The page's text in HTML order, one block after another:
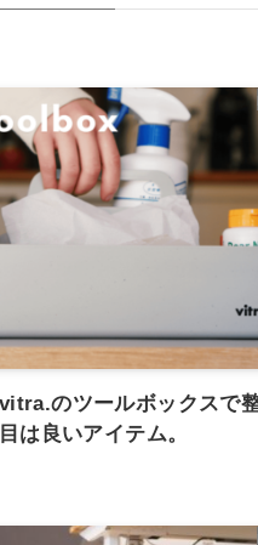
のツールボックスで
は良いアイテム。